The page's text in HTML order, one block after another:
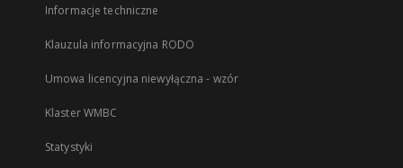
Informacje techniczne
Klauzula informacyjna RODO
Umowa licencyjna niewyłączna - wzór
Klaster WMBC
Statystyki